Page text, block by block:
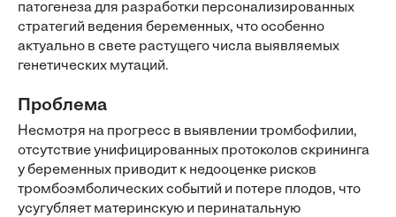
патогенеза для разработки персонализированных
стратегий ведения беременных, что особенно
актуально в свете растущего числа выявляемых
генетических мутаций.
Проблема
Несмотря на прогресс в выявлении тромбофилии,
отсутствие унифицированных протоколов скрининга
у беременных приводит к недооценке рисков
тромбоэмболических событий и потере плодов, что
усугубляет материнскую и перинатальную